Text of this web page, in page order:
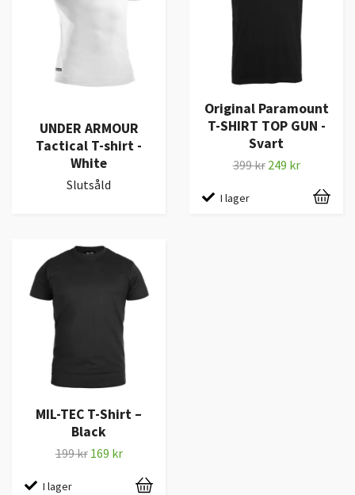
UNDER ARMOUR
Tactical T-shirt -
White
Slutsåld
Original Paramount
T-SHIRT TOP GUN -
Svart
399 kr 249 kr
I lager
MIL-TEC T-Shirt –
Black
199 kr 169 kr
I lager